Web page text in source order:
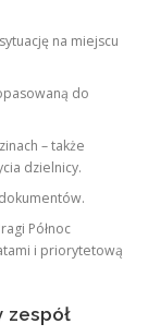
na miejscu
do
– także
dzielnicy.
Północ
i priorytetową